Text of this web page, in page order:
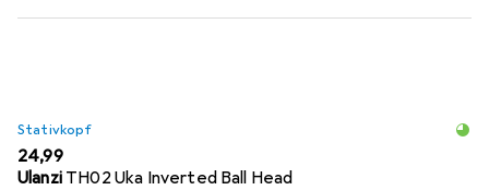
Stativkopf
EUR
24,99
Ulanzi TH02 Uka Inverted Ball Head